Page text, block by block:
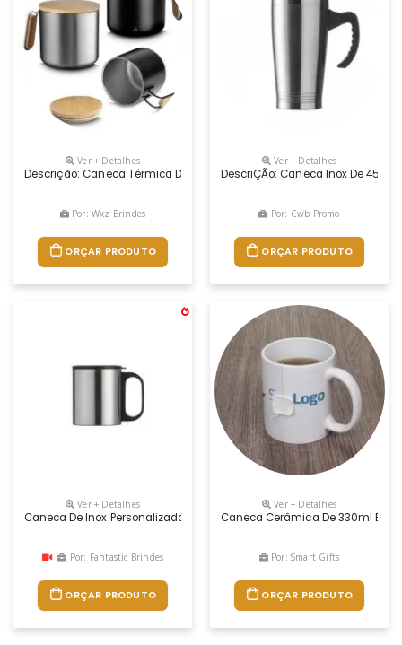
Ver + Detalhes
Descrição: Caneca Térmica De Parede Dupla Em Inox, Com
Por: Wxz Brindes
ORÇAR PRODUTO
Ver + Detalhes
DescriÇÃo: Caneca Inox De
Por: Cwb Promo
ORÇAR PRODUTO
Ver + Detalhes
Caneca De Inox Personalizada É Um Brinde Personalizado Bonito E
Por: Fantastic Brindes
ORÇAR PRODUTO
Ver + Detalhes
Caneca Cerâmica De 330ml
Por: Smart Gifts
ORÇAR PRODUTO